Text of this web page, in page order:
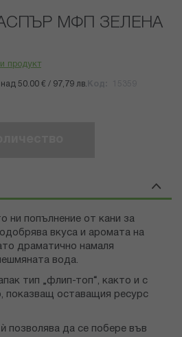
МФП ЗЕЛЕНА
продукт
50.00 € / 97,79 лв.
ни попълнение от кани за
вкуса и аромата на
драматично намаля
вода.
тип „флип-топ“, както и с
показващ оставащия ресурс
позволява да се побере във